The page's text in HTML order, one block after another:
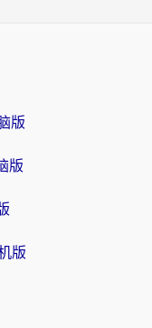
版
版
版